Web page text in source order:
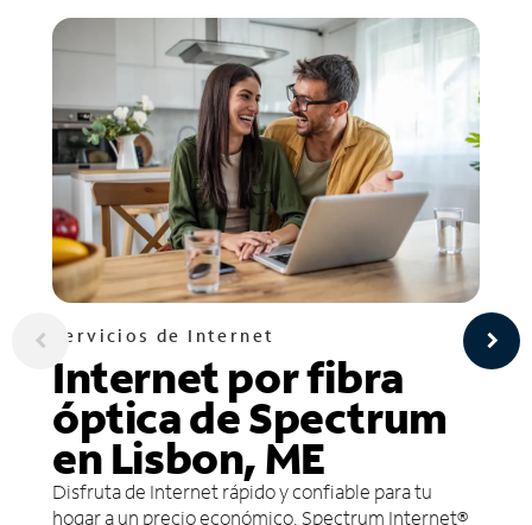
Servicios de Internet
Internet por fibra
óptica de Spectrum
en Lisbon, ME
Disfruta de Internet rápido y confiable para tu
hogar a un precio económico. Spectrum Internet®